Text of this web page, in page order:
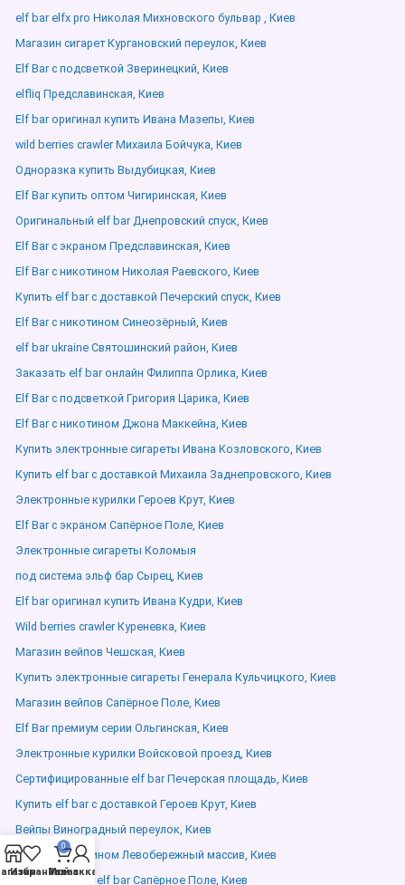
elf bar elfx pro Николая Михновского бульвар , Киев
Магазин сигарет Кургановский переулок, Киев
Elf Bar с подсветкой Зверинецкий, Киев
elfliq Предславинская, Киев
Elf bar оригинал купить Ивана Мазепы, Киев
wild berries crawler Михаила Бойчука, Киев
Одноразка купить Выдубицкая, Киев
Elf Bar купить оптом Чигиринская, Киев
Оригинальный elf bar Днепровский спуск, Киев
Elf Bar с экраном Предславинская, Киев
Elf Bar с никотином Николая Раевского, Киев
Купить elf bar с доставкой Печерский спуск, Киев
Elf Bar с никотином Синеозёрный, Киев
elf bar ukraine Святошинский район, Киев
Заказать elf bar онлайн Филиппа Орлика, Киев
Elf Bar с подсветкой Григория Царика, Киев
Elf Bar с никотином Джона Маккейна, Киев
Купить электронные сигареты Ивана Козловского, Киев
Купить elf bar с доставкой Михаила Заднепровского, Киев
Электронные курилки Героев Крут, Киев
Elf Bar с экраном Сапёрное Поле, Киев
Электронные сигареты Коломыя
под система эльф бар Сырец, Киев
Elf bar оригинал купить Ивана Кудри, Киев
Wild berries crawler Куреневка, Киев
Магазин вейпов Чешская, Киев
Купить электронные сигареты Генерала Кульчицкого, Киев
Магазин вейпов Сапёрное Поле, Киев
Elf Bar премиум серии Ольгинская, Киев
Электронные курилки Войсковой проезд, Киев
Сертифицированные elf bar Печерская площадь, Киев
Купить elf bar с доставкой Героев Крут, Киев
Вейпы Виноградный переулок, Киев
Elf Bar с никотином Левобережный массив, Киев
Оригинальный elf bar Сапёрное Поле, Киев
Избранное
0
Заказ
Мой аккаунт